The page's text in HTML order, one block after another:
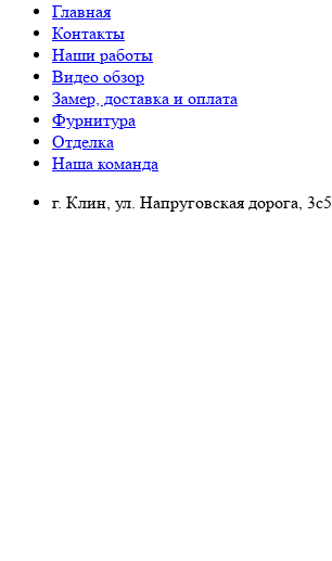
Главная
Контакты
Наши работы
Видео обзор
Замер, доставка и оплата
Фурнитура
Отделка
Наша команда
г. Клин, ул. Напруговская дорога, 3с5